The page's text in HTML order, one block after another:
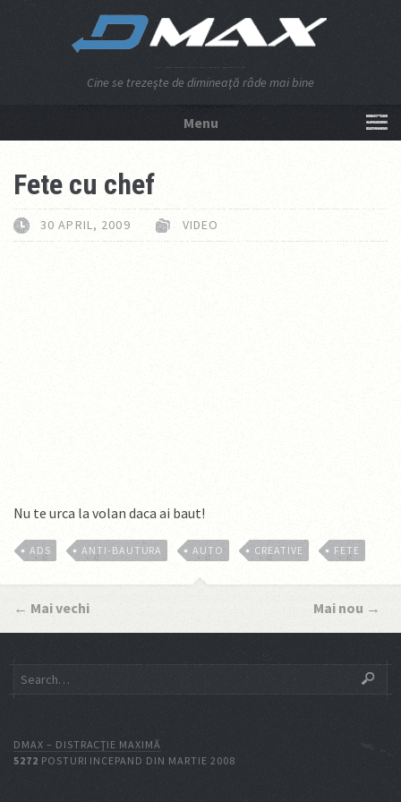
Cine se trezeşte de dimineaţă râde mai bine
Menu
Fete cu chef
30 APRIL, 2009 VIDEO
Nu te urca la volan daca ai baut!
ADS ANTI-BAUTURA AUTO CREATIVE FETE
← Mai vechi Mai nou →
DMAX – DISTRACŢIE MAXIMĂ
5272 POSTURI INCEPAND DIN MARTIE 2008